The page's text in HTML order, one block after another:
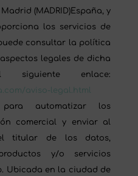
Madrid (MADRID)España, y
los servicios de
consultar la política
legales de dicha
enlace:
aviso-legal.html
automatizar los
comercial y enviar al
titular de los datos,
y/o servicios
Ubicada en la ciudad de